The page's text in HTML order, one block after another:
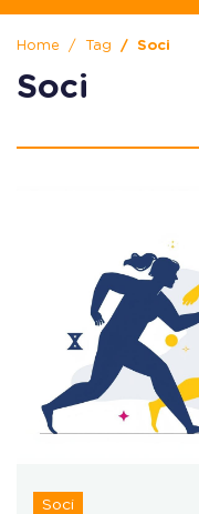
Home Tag Soci
Soci
Soci